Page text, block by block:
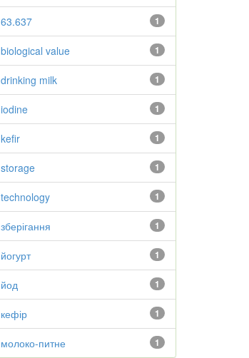
1
63.637
1
biological value
1
drinking milk
1
iodine
1
kefir
1
storage
1
technology
1
зберігання
1
йогурт
1
йод
1
кефір
1
молоко-питне